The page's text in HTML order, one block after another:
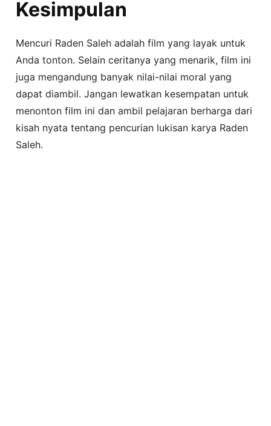
Kesimpulan
Mencuri Raden Saleh adalah film yang layak untuk
Anda tonton. Selain ceritanya yang menarik, film ini
juga mengandung banyak nilai-nilai moral yang
dapat diambil. Jangan lewatkan kesempatan untuk
menonton film ini dan ambil pelajaran berharga dari
kisah nyata tentang pencurian lukisan karya Raden
Saleh.